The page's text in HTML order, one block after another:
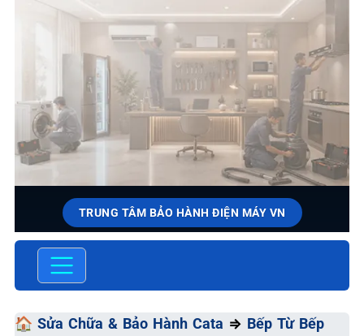
TRUNG TÂM BẢO HÀNH ĐIỆN MÁY VN
SỬA CHỮA & BẢO HÀNH CATA
Chất Lượng Tối Ưu - Giá Thành Tối Thiểu - Dịch Vụ Tối
🏠 Sửa Chữa & Bảo Hành Cata ⇒ Bếp Từ Bếp